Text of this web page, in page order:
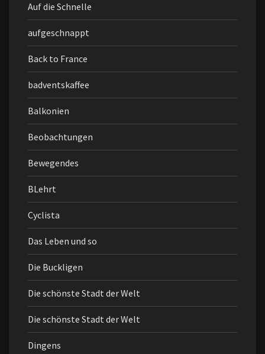
Auf die Schnelle
aufgeschnappt
Back to France
badventskaffee
Balkonien
Beobachtungen
Bewegendes
BLehrt
Cyclista
Das Leben und so
Die Buckligen
Die schönste Stadt der Welt
Die schönste Stadt der Welt
Dingens